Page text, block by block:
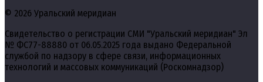
© 2026 Уральский меридиан
Свидетельство о регистрации СМИ "Уральский меридиан" Эл
№ ФС77-88880 от 06.05.2025 года выдано Федеральной
службой по надзору в сфере связи, информационных
технологий и массовых коммуникаций (Роскомнадзор)